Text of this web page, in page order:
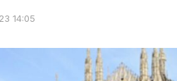
14:05